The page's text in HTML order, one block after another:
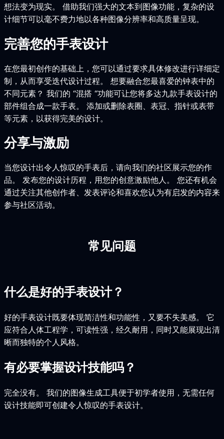
想法变为现实。 借助我们强大的文本到图像功能，复杂的设
计细节可以毫不费力地以各种图像分辨率和高质量呈现。
完善您的手表设计
在您最初创作的基础上，您可以通过要求具体修改进行详细定
制，从而享受迭代设计过程。 想要融合您最喜爱的钟表中的
不同元素？ 我们的 “混搭 “功能可让您将多达九款手表设计的
部件组合成一款手表。 添加或删除表圈、表冠、指针或表带
等元素，以获得完美的设计。
分享与激励
当您设计出令人惊叹的手表后，请向我们的社区展示您的作
品。 发布您的设计历程，用您的创意激励他人。 您还有机会
通过关注其他创作者、发表评论和喜欢您认为有启发的内容来
参与社区活动。
常见问题
什么是好的手表设计？
好的手表设计既要体现简洁性和功能性，又要不失美感。 它
应符合人体工程学，可读性强，经久耐用，同时又能展现出清
晰而独特的个人风格。
有必要掌握设计技能吗？
完全没有。 我们的图像生成工具便于初学者使用，无需任何
设计技能即可创建令人惊叹的手表设计。